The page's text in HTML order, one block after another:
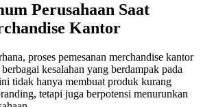
Perusahaan Saat
Kantor
proses pemesanan merchandise kantor
kesalahan yang berdampak pada
tidak hanya membuat produk kurang
tetapi juga berpotensi menurunkan